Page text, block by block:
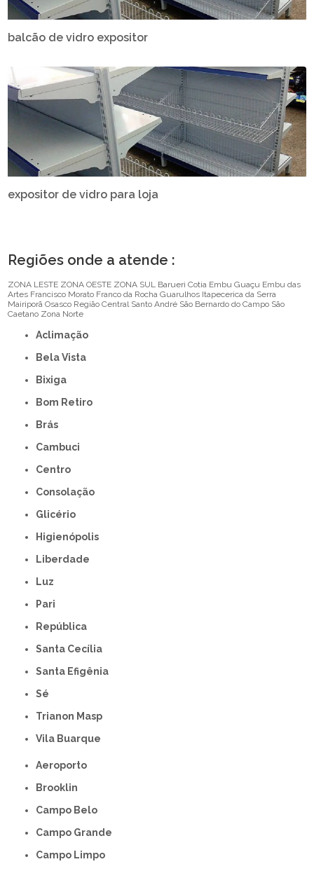
balcão de vidro expositor
expositor de vidro para loja
Regiões onde a atende :
ZONA LESTE ZONA OESTE ZONA SUL Barueri Cotia Embu Guaçu Embu das
Artes Francisco Morato Franco da Rocha Guarulhos Itapecerica da Serra
Mairiporã Osasco Região Central Santo André São Bernardo do Campo São
Caetano Zona Norte
Aclimação
Bela Vista
Bixiga
Bom Retiro
Brás
Cambuci
Centro
Consolação
Glicério
Higienópolis
Liberdade
Luz
Pari
República
Santa Cecília
Santa Efigênia
Sé
Trianon Masp
Vila Buarque
Aeroporto
Brooklin
Campo Belo
Campo Grande
Campo Limpo